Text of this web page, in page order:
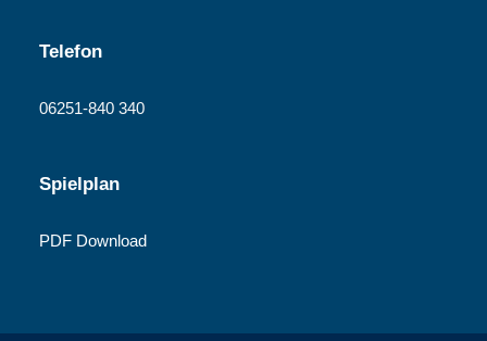
Telefon
06251-840 340
Spielplan
PDF Download